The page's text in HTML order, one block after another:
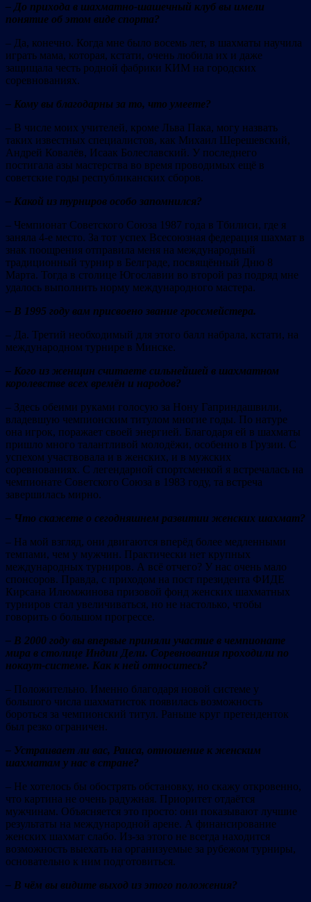
– До прихода в шахматно-шашечный клуб вы имели
понятие об этом виде спорта?
– Да, конечно. Когда мне было восемь лет, в шахматы научила
играть мама, которая, кстати, очень любила их и даже
защищала честь родной фабрики КИМ на городских
соревнованиях.
– Кому вы благодарны за то, что умеете?
– В числе моих учителей, кроме Льва Пака, могу назвать
таких известных специалистов, как Михаил Шерешевский,
Андрей Ковалёв, Исаак Болеславский. У последнего
постигала азы мастерства во время проводимых ещё в
советские годы республиканских сборов.
– Какой из турниров особо запомнился?
– Чемпионат Советского Союза 1987 года в Тбилиси, где я
заняла 4-е место. За тот успех Всесоюзная федерация шахмат в
знак поощрения отправила меня на международный
традиционный турнир в Белграде, посвящённый Дню 8
Марта. Тогда в столице Югославии во второй раз подряд мне
удалось выполнить норму международного мастера.
– В 1995 году вам присвоено звание гроссмейстера.
– Да. Третий необходимый для этого балл набрала, кстати, на
международном турнире в Минске.
– Кого из женщин считаете сильнейшей в шахматном
королевстве всех времён и народов?
– Здесь обеими руками голосую за Нону Гаприндашвили,
владевшую чемпионским титулом многие годы. По натуре
она игрок, поражает своей энергией. Благодаря ей в шахматы
пришло много талантливой молодёжи, особенно в Грузии. С
успехом участвовала и в женских, и в мужских
соревнованиях. С легендарной спортсменкой я встречалась на
чемпионате Советского Союза в 1983 году, та встреча
завершилась мирно.
– Что скажете о сегодняшнем развитии женских шахмат?
– На мой взгляд, они двигаются вперёд более медленными
темпами, чем у мужчин. Практически нет крупных
международных турниров. А всё отчего? У нас очень мало
спонсоров. Правда, с приходом на пост президента ФИДЕ
Кирсана Илюмжинова призовой фонд женских шахматных
турниров стал увеличиваться, но не настолько, чтобы
говорить о большом прогрессе.
– В 2000 году вы впервые приняли участие в чемпионате
мира в столице Индии Дели. Соревнования проходили по
нокаут-системе. Как к ней относитесь?
– Положительно. Именно благодаря новой системе у
большого числа шахматисток появилась возможность
бороться за чемпионский титул. Раньше круг претенденток
был резко ограничен.
– Устраивает ли вас, Раиса, отношение к женским
шахматам у нас в стране?
– Не хотелось бы обострять обстановку, но скажу откровенно,
что картина не очень радужная. Приоритет отдаётся
мужчинам. Объясняется это просто: они показывают лучшие
результаты на международной арене. А финансирование
женских шахмат слабо. Из-за этого не всегда находится
возможность выехать на организуемые за рубежом турниры,
основательно к ним подготовиться.
– В чём вы видите выход из этого положения?